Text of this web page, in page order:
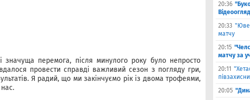
перемога, після минулого року було непросто
провести справді важливий сезон з погляду гри,
Я радий, що ми закінчуємо рік із двома трофеями,
20:36
20:33
матчу
20:15
матчу за
20:11
20:05